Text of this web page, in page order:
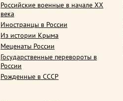
Российские военные в начале ХХ
века
Иностранцы в России
Из истории Крыма
Меценаты России
Государственные перевороты в
России
Рожденные в СССР